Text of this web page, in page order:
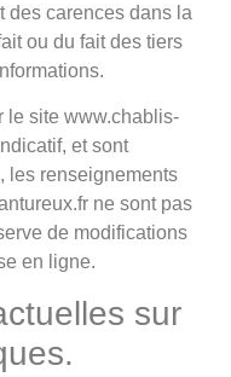
des carences dans la
ou du fait des tiers
le site www.chablis-
et sont
les renseignements
ne sont pas
de modifications
en ligne.
sur